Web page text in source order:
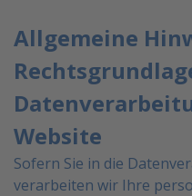
Allgemeine
Website
Sofern Sie in die
verarbeiten wir Ihre